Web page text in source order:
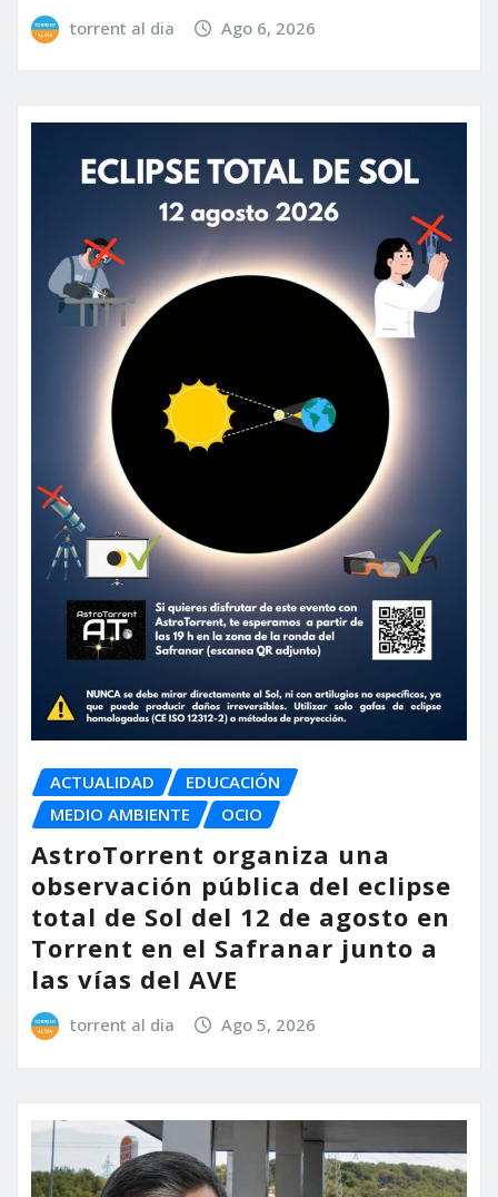
torrent al dia Ago 6, 2026
ACTUALIDAD
EDUCACIÓN
MEDIO AMBIENTE
OCIO
AstroTorrent organiza una
observación pública del eclipse
total de Sol del 12 de agosto en
Torrent en el Safranar junto a
las vías del AVE
torrent al dia Ago 5, 2026